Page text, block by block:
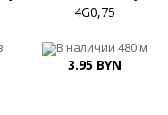
4G0,75
В наличии480 м
3.95 BYN